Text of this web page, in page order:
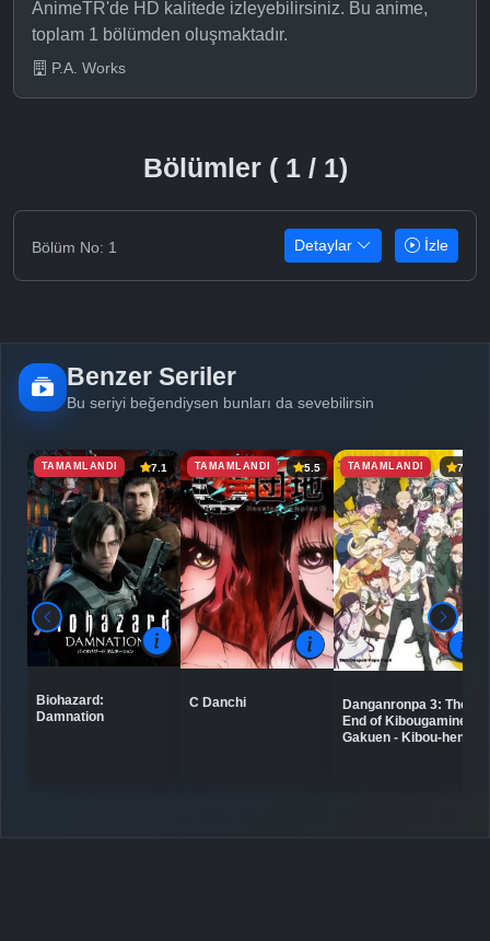
AnimeTR'de HD kalitede izleyebilirsiniz. Bu anime,
toplam 1 bölümden oluşmaktadır.
P.A. Works
Bölümler ( 1 / 1)
Bölüm No: 1 Detaylar İzle
Benzer Seriler
Bu seriyi beğendiysen bunları da sevebilirsin
TAMAMLANDI 7.1
Biohazard:
Damnation
TAMAMLANDI 5.5
C Danchi
TAMAMLANDI 7.4
Danganronpa 3: The
End of Kibougamine
Gakuen - Kibou-hen